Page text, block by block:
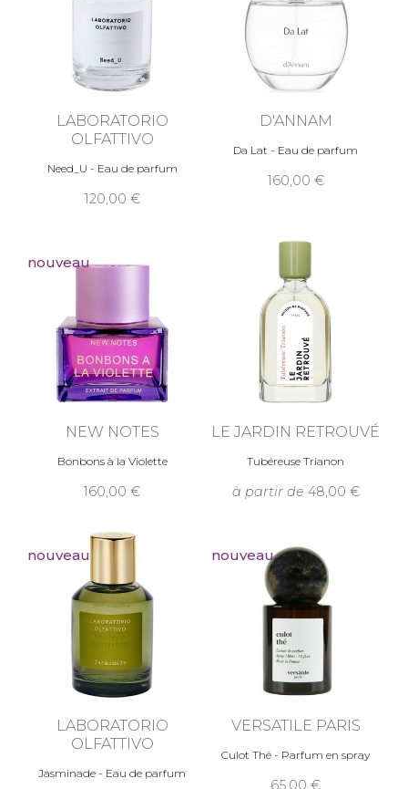
LABORATORIO
OLFATTIVO
Need_U - Eau de parfum
120,00
D'ANNAM
Da Lat - Eau de parfum
160,00
nouveau
NEW NOTES
Bonbons à la Violette
160,00
LE JARDIN RETROUVÉ
Tubéreuse Trianon
à partir de 48,00
nouveau
LABORATORIO
OLFATTIVO
Jasminade - Eau de parfum
nouveau
VERSATILE PARIS
Culot Thé - Parfum en spray
65,00